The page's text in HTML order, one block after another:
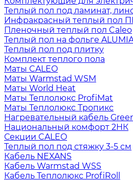
Теплый пол под ламинат,
Инфракрасный теплый пол
Пленочный теплый пол Caleo
Теплый пол на фольге
Теплый пол под плитку
Комплект теплого пола
Маты CALEO
Маты Warmstad WSM
Маты World Heat
Маты Теплолюкс ProfiMat
Маты Теплолюкс Тропикс
Нагревательный кабель
Национальный комфорт 2НК
Секции CALEO
Теплый пол под стяжку 3-5 см
Кабель NEXANS
Кабель Warmstad WSS
Кабель Теплолюкс ProfiRoll